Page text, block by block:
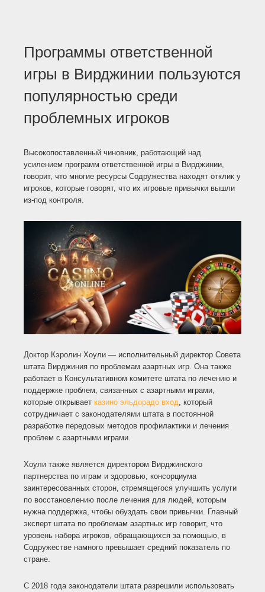
Программы ответственной
игры в Вирджинии пользуются
популярностью среди
проблемных игроков
Высокопоставленный чиновник, работающий над
усилением программ ответственной игры в Вирджинии,
говорит, что многие ресурсы Содружества находят отклик у
игроков, которые говорят, что их игровые привычки вышли
из-под контроля.
Доктор Кэролин Хоули — исполнительный директор Совета
штата Вирджиния по проблемам азартных игр. Она также
работает в Консультативном комитете штата по лечению и
поддержке проблем, связанных с азартными играми,
которые открывает казино эльдорадо вход , который
сотрудничает с законодателями штата в постоянной
разработке передовых методов профилактики и лечения
проблем с азартными играми.
Хоули также является директором Вирджинского
партнерства по играм и здоровью, консорциума
заинтересованных сторон, стремящегося улучшить услуги
по восстановлению после лечения для людей, которым
нужна поддержка, чтобы обуздать свои привычки. Главный
эксперт штата по проблемам азартных игр говорит, что
уровень набора игроков, обращающихся за помощью, в
Содружестве намного превышает средний показатель по
стране.
С 2018 года законодатели штата разрешили использовать